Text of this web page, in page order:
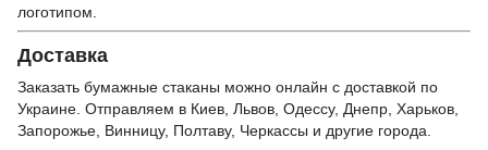
логотипом.
Доставка
Заказать бумажные стаканы можно онлайн с доставкой по
Украине. Отправляем в Киев, Львов, Одессу, Днепр, Харьков,
Запорожье, Винницу, Полтаву, Черкассы и другие города.